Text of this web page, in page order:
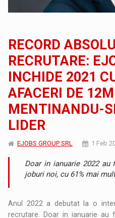
RECORD
RECRUTARE:
INCHIDE 2021
AFACERI DE 12M
MENTINANDU-
LIDER
EJOBS GROUP SRL 1 Feb
Doar in ianuarie 2022 au
joburi noi, cu 61% mai
Anul 2022 a debutat la o
recrutare. Doar in ianuarie au